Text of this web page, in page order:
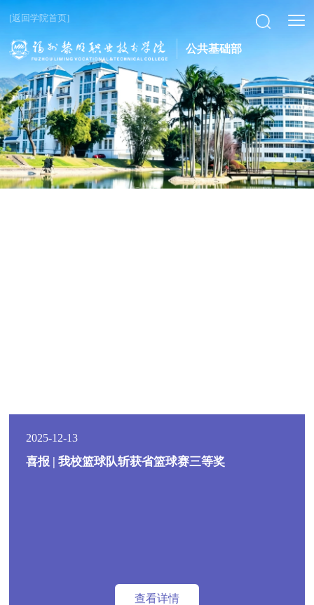
[返回学院首页]
公共基础部
2025-12-13
喜报 | 我校篮球队斩获省篮球赛三等奖
查看详情